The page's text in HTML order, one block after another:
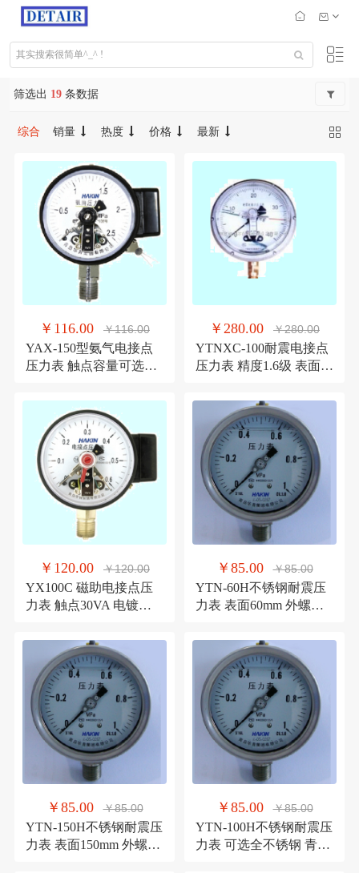
筛选出 19 条数据
综合 销量 热度 价格 最新
￥116.00 ￥116.00
YAX-150型氨气电接点
压力表 触点容量可选
表
￥280.00 ￥280.00
YTNXC-100耐震电接点
压力表 精度1.6级 表面
￥120.00 ￥120.00
YX100C 磁助电接点压
力表 触点30VA 电镀表
￥85.00 ￥85.00
YTN-60H不锈钢耐震压
力表 表面60mm 外螺纹
￥85.00 ￥85.00
YTN-150H不锈钢耐震压
力表 表面150mm 外螺纹
￥85.00 ￥85.00
YTN-100H不锈钢耐震压
力表 可选全不锈钢 青岛